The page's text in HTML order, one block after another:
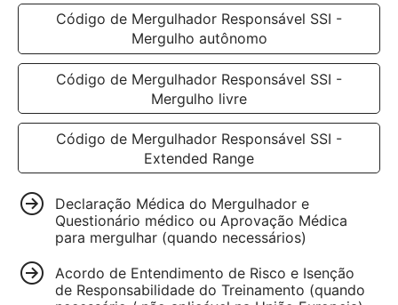
Código de Mergulhador Responsável SSI -
Mergulho autônomo
Código de Mergulhador Responsável SSI -
Mergulho livre
Código de Mergulhador Responsável SSI -
Extended Range
Declaração Médica do Mergulhador e
Questionário médico ou Aprovação Médica
para mergulhar (quando necessários)
Acordo de Entendimento de Risco e Isenção
de Responsabilidade do Treinamento (quando